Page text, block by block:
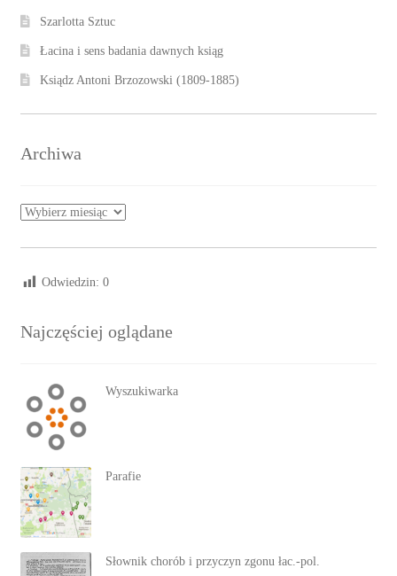
Szarlotta Sztuc
Łacina i sens badania dawnych ksiąg
Ksiądz Antoni Brzozowski (1809-1885)
Archiwa
Archiwa
Odwiedzin: 0
Najczęściej oglądane
Wyszukiwarka
Parafie
Słownik chorób i przyczyn zgonu łac.-pol.